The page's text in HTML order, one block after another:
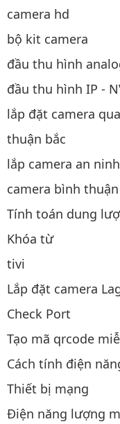
camera hd
bộ kit camera
đầu thu hình
đầu thu hình IP -
lắp đặt camera
thuận bắc
lắp camera an
camera bình thuận
Tính toán dung
Khóa từ
tivi
Lắp đặt camera
Check Port
Tạo mã qrcode
Cách tính điện
Thiết bị mạng
Điện năng lượng